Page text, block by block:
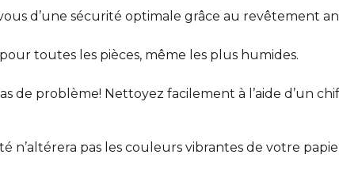
d’une sécurité optimale grâce au revêtement
toutes les pièces, même les plus humides.
de problème! Nettoyez facilement à l’aide d’un
n’altérera pas les couleurs vibrantes de votre